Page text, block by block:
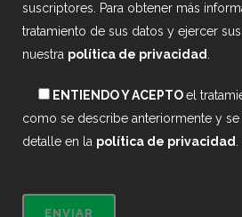
suscriptores. Para obtener más
tratamiento de sus datos y ejercer
nuestra política de privacidad
ENTIENDO Y ACEPTOel
como se describe anteriormente y
detalle en la política de privacidad